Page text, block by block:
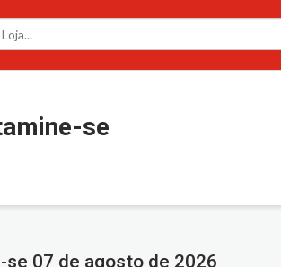
se
se 07 de agosto de 2026